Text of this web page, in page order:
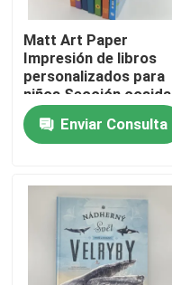
Hogar
Productos
Sobre nosotros
Recurso
Matt Art Paper
Impresión de libros
personalizados para
niños Sección cosida
de 170 gramos
Enviar Consulta